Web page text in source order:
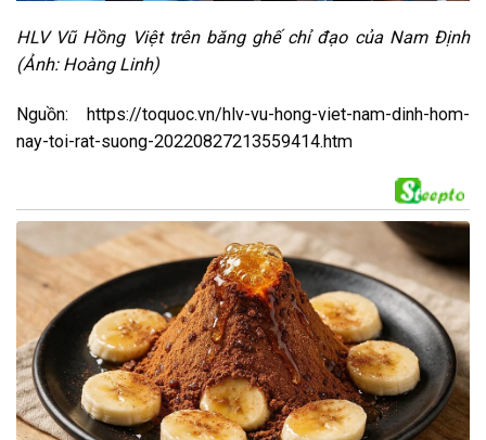
HLV Vũ Hồng Việt trên băng ghế chỉ đạo của Nam Định
(Ảnh: Hoàng Linh)
Nguồn: https://toquoc.vn/hlv-vu-hong-viet-nam-dinh-hom-
nay-toi-rat-suong-20220827213559414.htm